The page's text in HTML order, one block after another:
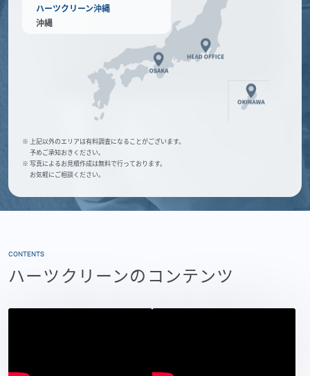
ハーツクリーン沖縄
沖縄
※ 上記以外のエリアは有料調査になることがございます。
予めご承知おきください。
※ 写真によるお見積作成は無料で行っております。
お気軽にご相談ください。
CONTENTS
ハーツクリーンのコンテンツ